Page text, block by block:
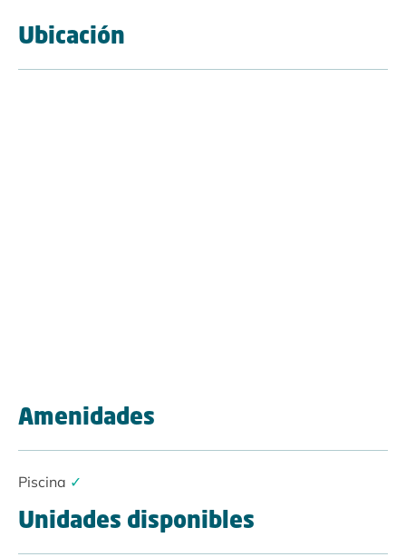
Ubicación
Amenidades
Piscina ✓
Unidades disponibles